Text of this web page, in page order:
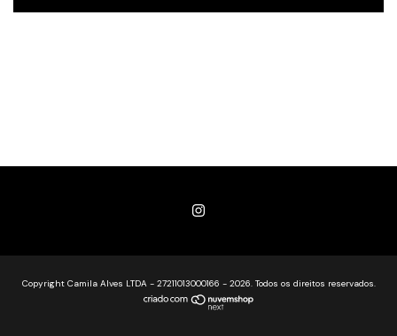
Copyright Camila Alves LTDA - 27211013000166 - 2026. Todos os direitos reservados.